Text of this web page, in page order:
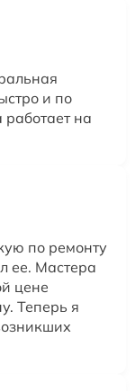
и по
на
по ремонту
ее. Мастера
цене
Теперь я